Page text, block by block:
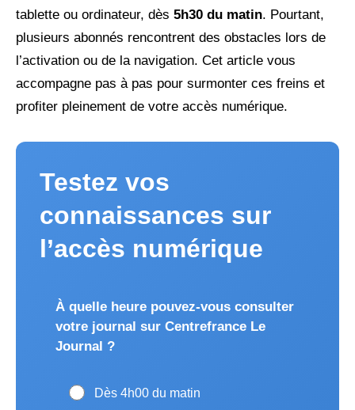
tablette ou ordinateur, dès 5h30 du matin. Pourtant,
plusieurs abonnés rencontrent des obstacles lors de
l’activation ou de la navigation. Cet article vous
accompagne pas à pas pour surmonter ces freins et
profiter pleinement de votre accès numérique.
Testez vos
connaissances sur
l’accès numérique
À quelle heure pouvez-vous consulter
votre journal sur Centrefrance Le
Journal ?
Dès 4h00 du matin